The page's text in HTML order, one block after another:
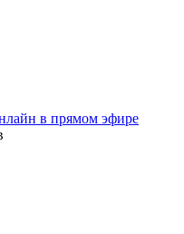
в прямом эфире